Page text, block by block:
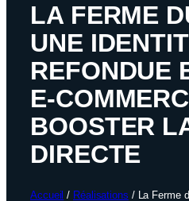
LA FERME
UNE
REFONDUE
E-
BOOSTER
DIRECTE
Accueil / Réalisations / La Ferme